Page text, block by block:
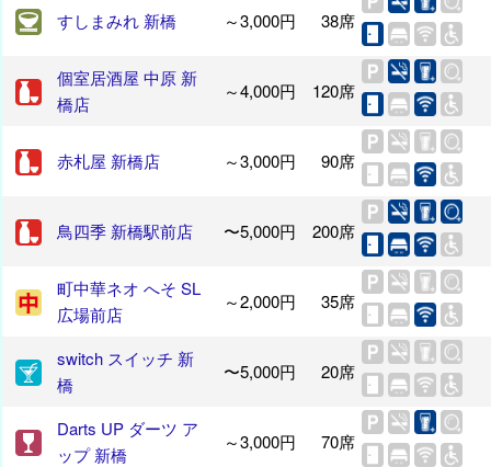
すしまみれ 新橋 ～3,000円 38席
個室居酒屋 中原 新
橋店
～4,000円 120席
赤札屋 新橋店 ～3,000円 90席
鳥四季 新橋駅前店 〜5,000円 200席
町中華ネオ へそ SL
広場前店
～2,000円 35席
switch スイッチ 新
橋
〜5,000円 20席
Darts UP ダーツ ア
ップ 新橋
～3,000円 70席